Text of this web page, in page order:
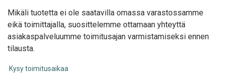
Mikäli tuotetta ei ole saatavilla omassa varastossamme
eikä toimittajalla, suosittelemme ottamaan yhteyttä
asiakaspalveluumme toimitusajan varmistamiseksi ennen
tilausta.
Kysy toimitusaikaa